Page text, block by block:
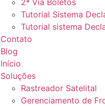
2ª Via Boletos
Tutorial Sistema
Tutorial sistema
Contato
Blog
Início
Soluções
Rastreador Satelital
Gerenciamento de